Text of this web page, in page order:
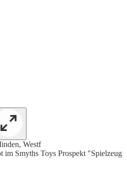
Westf
im Smyths Toys Prospekt "Spielzeug